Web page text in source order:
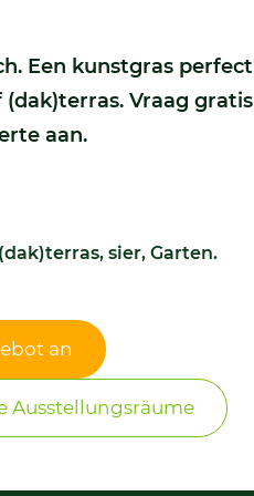
Een kunstgras perfect
Vraag gratis
aan.
sier, Garten.
an
Ausstellungsräume